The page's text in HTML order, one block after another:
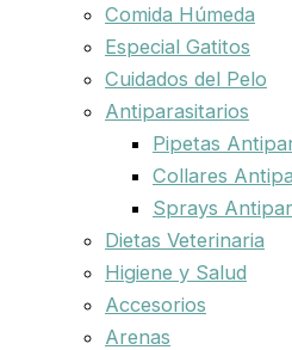
Comida Húmeda
Especial Gatitos
Cuidados del Pelo
Antiparasitarios
Pipetas
Collares
Sprays
Dietas Veterinaria
Higiene y Salud
Accesorios
Arenas